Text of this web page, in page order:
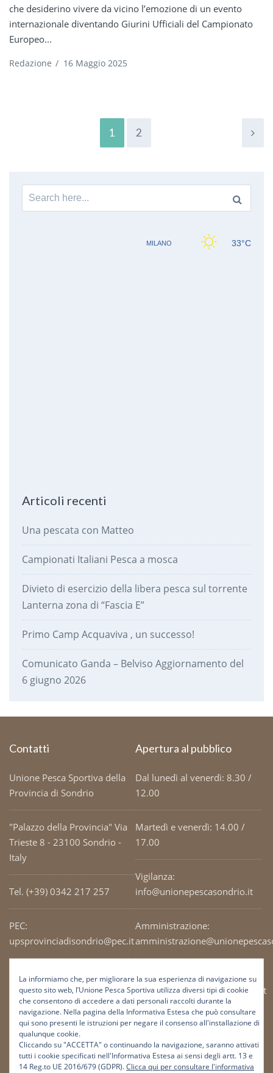
che desiderino vivere da vicino l’emozione di un evento
internazionale diventando Giurini Ufficiali del Campionato
Europeo...
Redazione / 16 Maggio 2025
1 2
Search for:
Articoli recenti
Una pescata con Matteo
Campionati Italiani Pesca a mosca
Divieto di esercizio della libera pesca sul torrente
Lanterna zona di “Fascia E”
Primo Camp Acquaviva , un successo!
Comunicato Ganda – Belviso Aggiornamento del
6 giugno 2026
Contatti
Unione Pesca Sportiva della
Provincia di Sondrio
"Palazzo della Provincia" Via
Trieste 8 - 23100 Sondrio -
Italy
Tel. (+39) 0342 217 257
PEC:
upsprovinciadisondrio@pec.it
Codice Fiscale: 93003690141
Apertura al pubblico
Dal lunedì al venerdì: 8.30 /
12.00
Martedì e venerdì: 14.00 /
17.00
Vigilanza:
info@unionepescasondrio.it
Amministrazione:
Ufficio tecnico:
tecnico@unionepescasondrio.it
Informazioni:
info@unionepescasondrio.it
La informiamo che, per migliorare la sua esperienza di navigazione su
questo sito web, l’Unione Pesca Sportiva utilizza diversi tipi di cookie
che consentono di accedere a dati personali raccolti durante la
navigazione. Nella pagina della Informativa Estesa che può consultare
qui sono presenti le istruzioni per negare il consenso all'installazione di
qualunque cookie.
Cliccando su "ACCETTA" o continuando la navigazione, saranno attivati
tutti i cookie specificati nell'Informativa Estesa ai sensi degli artt. 13 e
14 Reg.to UE 2016/679 (GDPR).Clicca qui per consultare l'informativa